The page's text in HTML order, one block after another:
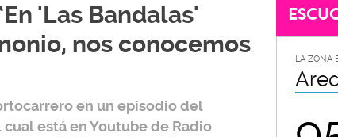
'Las Bandalas'
nos conocemos
en un episodio del
cual está en Youtube de Radio
LA ZONA